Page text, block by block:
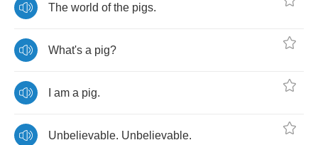
The world of the pigs.
What's a pig?
am a pig.
Unbelievable. Unbelievable.